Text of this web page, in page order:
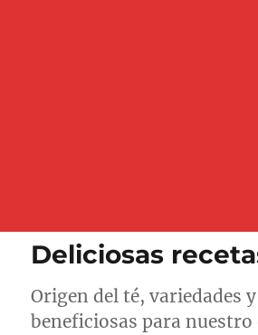
Deliciosas
Origen del té, variedades
beneficiosas para